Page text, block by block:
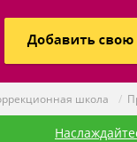
школа /